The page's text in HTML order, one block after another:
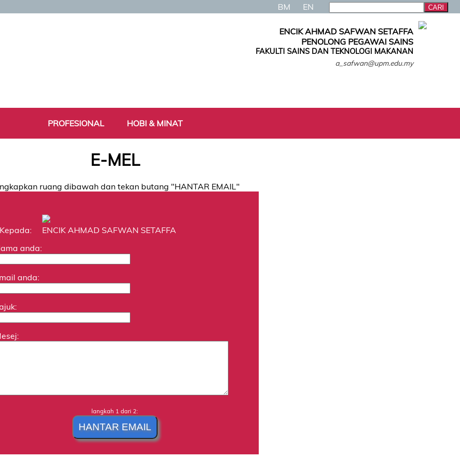
BM EN
ENCIK AHMAD SAFWAN SETAFFA
PENOLONG PEGAWAI SAINS
FAKULTI SAINS DAN TEKNOLOGI MAKANAN
a_safwan@upm.edu.my
PROFESIONAL HOBI & MINAT
E-MEL
ruang dibawah dan tekan butang "HANTAR EMAIL"
Kepada:
ENCIK AHMAD SAFWAN SETAFFA
anda:
anda:
langkah 1 dari 2: